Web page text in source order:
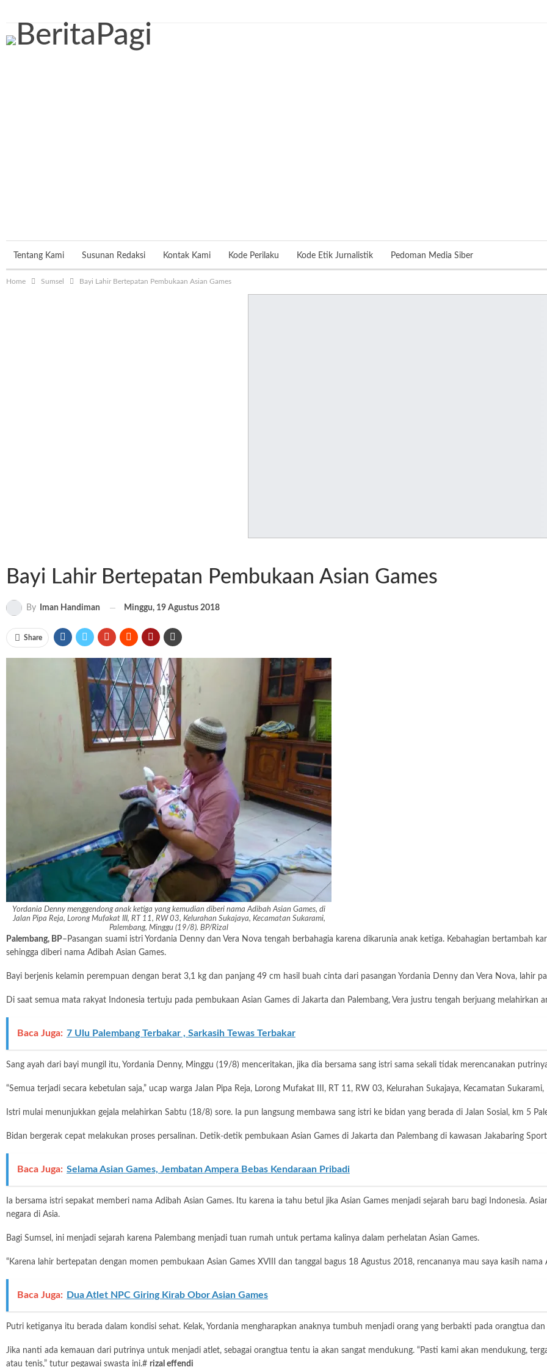
Tentang Kami Susunan Redaksi Kontak Kami Kode Perilaku Kode Etik Jurnalistik Pedoman Media Siber
Home Sumsel Bayi Lahir Bertepatan Pembukaan Asian Games
Bayi Lahir Bertepatan Pembukaan Asian Games
By Iman Handiman Minggu, 19 Agustus 2018
Share
Yordania Denny menggendong anak ketiga yang kemudian diberi nama Adibah Asian Games, di
Jalan Pipa Reja, Lorong Mufakat III, RT 11, RW 03, Kelurahan Sukajaya, Kecamatan Sukarami,
Palembang, Minggu (19/8). BP/Rizal
Palembang, BP–Pasangan suami istri Yordania Denny dan Vera Nova tengah berbahagia karena dikarunia anak ketiga. Kebahagian bertambah
sehingga diberi nama Adibah Asian Games.
Bayi berjenis kelamin perempuan dengan berat 3,1 kg dan panjang 49 cm hasil buah cinta dari pasangan Yordania Denny dan Vera Nova, lahir
Di saat semua mata rakyat Indonesia tertuju pada pembukaan Asian Games di Jakarta dan Palembang, Vera justru tengah berjuang melahirkan
Baca Juga: 7 Ulu Palembang Terbakar , Sarkasih Tewas Terbakar
Sang ayah dari bayi mungil itu, Yordania Denny, Minggu (19/8) menceritakan, jika dia bersama sang istri sama sekali tidak merencanakan
“Semua terjadi secara kebetulan saja,” ucap warga Jalan Pipa Reja, Lorong Mufakat III, RT 11, RW 03, Kelurahan Sukajaya, Kecamatan Sukarami,
Istri mulai menunjukkan gejala melahirkan Sabtu (18/8) sore. Ia pun langsung membawa sang istri ke bidan yang berada di Jalan Sosial, km 5
Bidan bergerak cepat melakukan proses persalinan. Detik-detik pembukaan Asian Games di Jakarta dan Palembang di kawasan Jakabaring
Baca Juga: Selama Asian Games, Jembatan Ampera Bebas Kendaraan Pribadi
Ia bersama istri sepakat memberi nama Adibah Asian Games. Itu karena ia tahu betul jika Asian Games menjadi sejarah baru bagi Indonesia.
negara di Asia.
Bagi Sumsel, ini menjadi sejarah karena Palembang menjadi tuan rumah untuk pertama kalinya dalam perhelatan Asian Games.
“Karena lahir bertepatan dengan momen pembukaan Asian Games XVIII dan tanggal bagus 18 Agustus 2018, rencananya mau saya kasih nama
Baca Juga: Dua Atlet NPC Giring Kirab Obor Asian Games
Putri ketiganya itu berada dalam kondisi sehat. Kelak, Yordania mengharapkan anaknya tumbuh menjadi orang yang berbakti pada orangtua
Jika nanti ada kemauan dari putrinya untuk menjadi atlet, sebagai orangtua tentu ia akan sangat mendukung. “Pasti kami akan mendukung,
atau tenis,” tutur pegawai swasta ini.# rizal effendi